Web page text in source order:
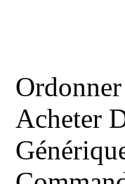
Acheter